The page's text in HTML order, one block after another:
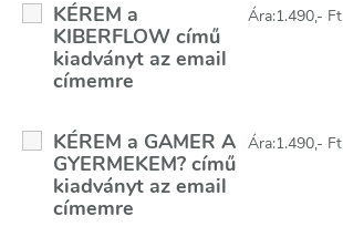
KÉREM a
KIBERFLOW című
kiadványt az email
címemre
Ára:1.490,- Ft
KÉREM a GAMER A
GYERMEKEM? című
kiadványt az email
címemre
Ára:1.490,- Ft